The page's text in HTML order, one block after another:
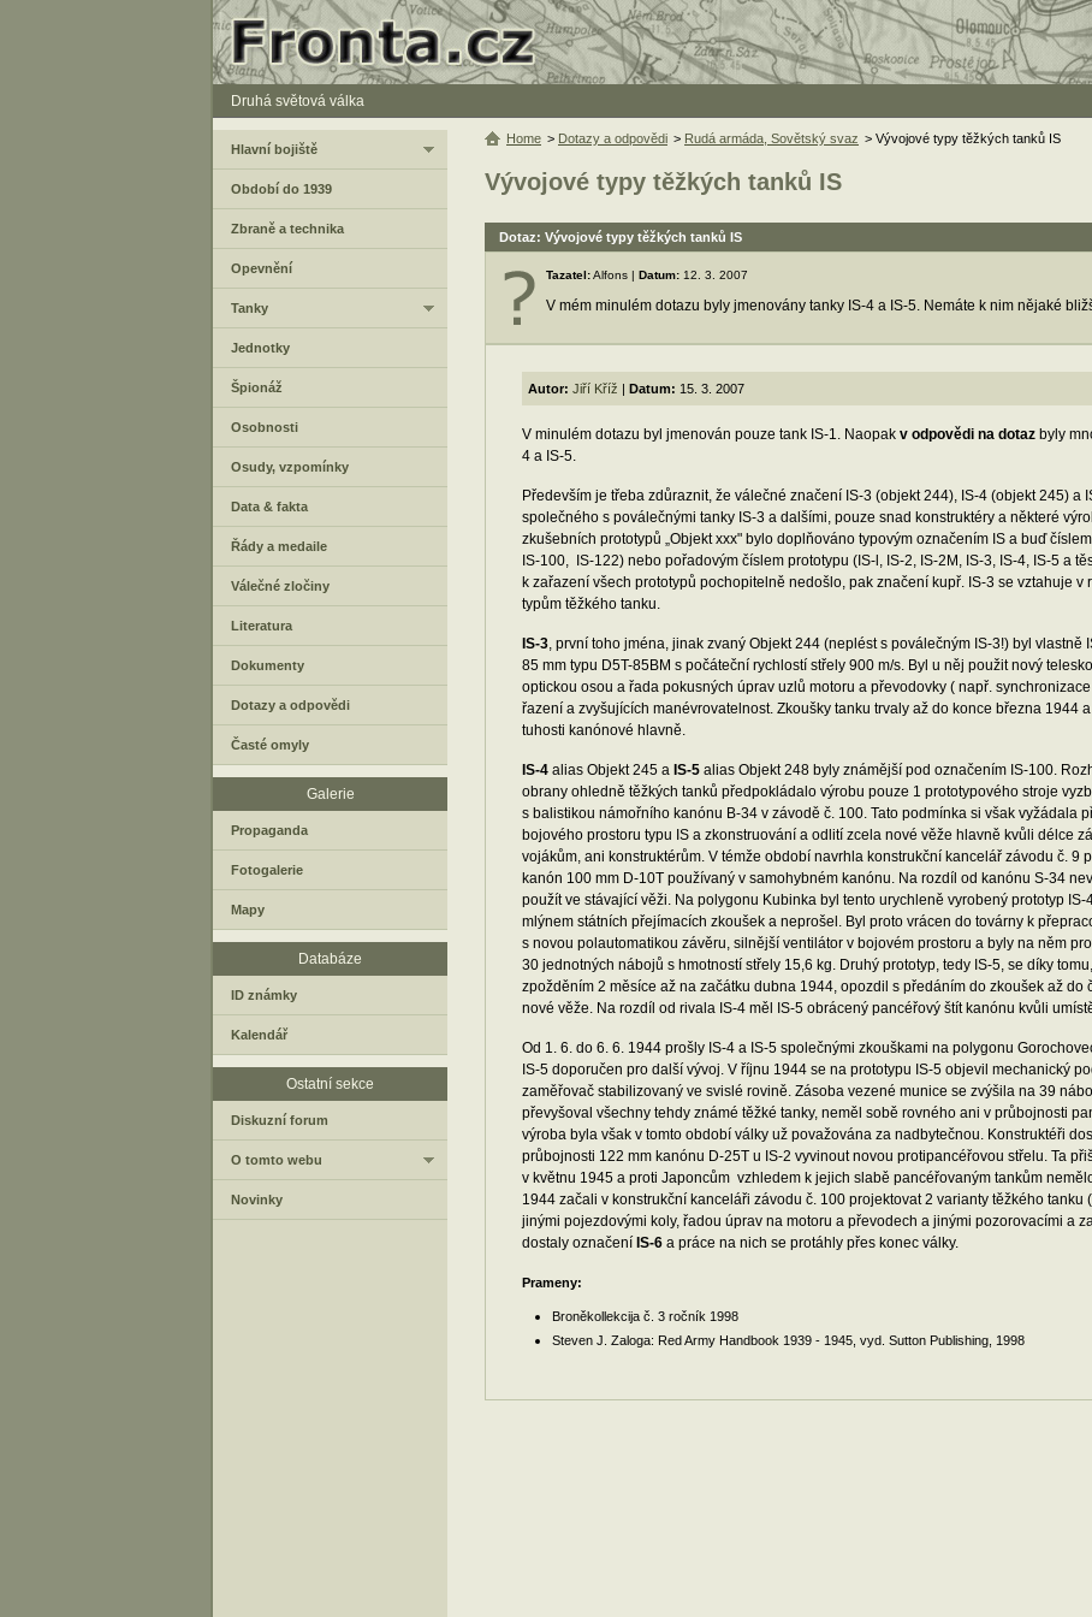
Druhá světová válka
Vývojové typy těžkých tanků IS
Dotaz: Vývojové typy těžkých tanků IS
Tazatel:Alfons | Datum: 12. 3. 2007
V mém minulém dotazu byly jmenovány tanky IS-4 a IS-5. Nemáte k nim nějaké
Autor: Jiří Kříž | Datum: 15. 3. 2007
V minulém dotazu byl jmenován pouze tank IS-1. Naopak v odpovědi na dotaz byly
4 a IS-5.
Především je třeba zdůraznit, že válečné značení IS-3 (objekt 244), IS-4 (objekt 245) a
společného s poválečnými tanky IS-3 a dalšími, pouze snad konstruktéry a některé
zkušebních prototypů „Objekt xxx" bylo doplňováno typovým označením IS a buď
IS-100, IS-122) nebo pořadovým číslem prototypu (IS-l, IS-2, IS-2M, IS-3, IS-4, IS-5 a
k zařazení všech prototypů pochopitelně nedošlo, pak značení kupř. IS-3 se vztahuje
typům těžkého tanku.
IS-3, první toho jména, jinak zvaný Objekt 244 (neplést s poválečným IS-3!) byl vlastně
85 mm typu D5T-85BM s počáteční rychlostí střely 900 m/s. Byl u něj použit nový
optickou osou a řada pokusných úprav uzlů motoru a převodovky ( např.
řazení a zvyšujících manévrovatelnost. Zkoušky tanku trvaly až do konce března 1944
tuhosti kanónové hlavně.
IS-4 alias Objekt 245 a IS-5 alias Objekt 248 byly známější pod označením IS-100.
obrany ohledně těžkých tanků předpokládalo výrobu pouze 1 prototypového stroje
s balistikou námořního kanónu B-34 v závodě č. 100. Tato podmínka si však vyžádala
bojového prostoru typu IS a zkonstruování a odlití zcela nové věže hlavně kvůli délce
vojákům, ani konstruktérům. V témže období navrhla konstrukční kancelář závodu č. 9
kanón 100 mm D-10T používaný v samohybném kanónu. Na rozdíl od kanónu S-34
použít ve stávající věži. Na polygonu Kubinka byl tento urychleně vyrobený prototyp IS-
mlýnem státních přejímacích zkoušek a neprošel. Byl proto vrácen do továrny k
s novou polautomatikou závěru, silnější ventilátor v bojovém prostoru a byly na něm
30 jednotných nábojů s hmotností střely 15,6 kg. Druhý prototyp, tedy IS-5, se díky
zpožděním 2 měsíce až na začátku dubna 1944, opozdil s předáním do zkoušek až do
nové věže. Na rozdíl od rivala IS-4 měl IS-5 obrácený pancéřový štít kanónu kvůli
Od 1. 6. do 6. 6. 1944 prošly IS-4 a IS-5 společnými zkouškami na polygonu
IS-5 doporučen pro další vývoj. V říjnu 1944 se na prototypu IS-5 objevil mechanický
zaměřovač stabilizovaný ve svislé rovině. Zásoba vezené munice se zvýšila na 39
převyšoval všechny tehdy známé těžké tanky, neměl sobě rovného ani v průbojnosti
výroba byla však v tomto období války už považována za nadbytečnou. Konstruktéři
průbojnosti 122 mm kanónu D-25T u IS-2 vyvinout novou protipancéřovou střelu. Ta
v květnu 1945 a proti Japoncům vzhledem k jejich slabě pancéřovaným tankům
1944 začali v konstrukční kanceláři závodu č. 100 projektovat 2 varianty těžkého tanku
jinými pojezdovými koly, řadou úprav na motoru a převodech a jinými pozorovacími a
dostaly označení IS-6 a práce na nich se protáhly přes konec války.
Prameny:
Broněkollekcija č. 3 ročník 1998
Steven J. Zaloga: Red Army Handbook 1939 - 1945, vyd. Sutton Publishing, 1998
Home > Dotazy a odpovědi > Rudá armáda, Sovětský svaz > Vývojové typy těžkých tanků IS
Hlavní bojiště
Období do 1939
Zbraně a technika
Opevnění
Tanky
Jednotky
Špionáž
Osobnosti
Osudy, vzpomínky
Data & fakta
Řády a medaile
Válečné zločiny
Literatura
Dokumenty
Dotazy a odpovědi
Časté omyly
Galerie
Propaganda
Fotogalerie
Mapy
Databáze
ID známky
Kalendář
Ostatní sekce
Diskuzní forum
O tomto webu
Novinky